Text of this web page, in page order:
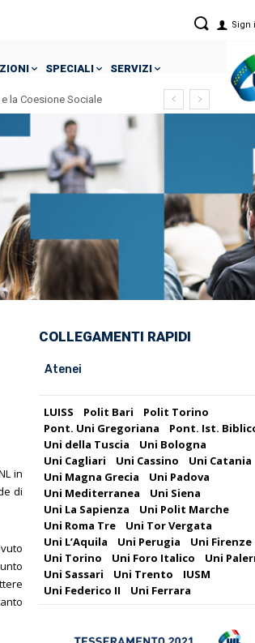
Sign
SPECIALI SERVIZI
la Coesione Sociale
in
di
COLLEGAMENTI RAPIDI
Atenei
LUISS Polit Bari
Polit Torino
Pont. Uni Gregoriana
Pont. Ist.
Uni della Tuscia
Uni Bologna
Uni Cagliari
Uni Cassino
Uni Catania
Uni Magna Grecia
Uni Padova
Uni Mediterranea
Uni Siena
Uni La Sapienza
Uni Polit Marche
Uni Roma Tre
Uni Tor Vergata
Uni L’Aquila
Uni Perugia
Uni Firenze
Uni Torino
Uni Foro Italico
Uni
Uni Sassari
Uni Trento
IUSM
Uni Federico II
Uni Ferrara